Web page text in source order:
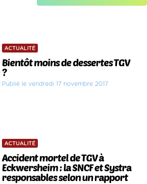
ACTUALITÉ
Bientôt moins de dessertes TGV
?
Publié le vendredi 17 novembre 2017
ACTUALITÉ
Accident mortel de TGV à
Eckwersheim : la SNCF et Systra
responsables selon un rapport